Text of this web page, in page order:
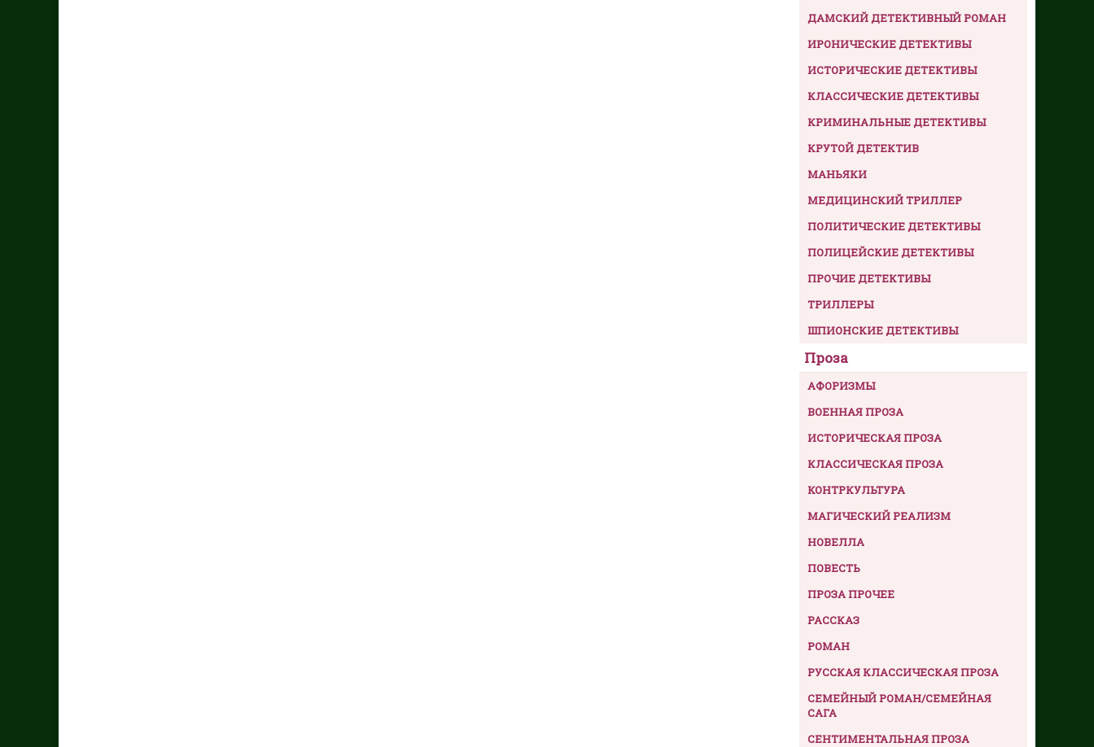
ДАМСКИЙ ДЕТЕКТИВНЫЙ РОМАН
ИРОНИЧЕСКИЕ ДЕТЕКТИВЫ
ИСТОРИЧЕСКИЕ ДЕТЕКТИВЫ
КЛАССИЧЕСКИЕ ДЕТЕКТИВЫ
КРИМИНАЛЬНЫЕ ДЕТЕКТИВЫ
КРУТОЙ ДЕТЕКТИВ
МАНЬЯКИ
МЕДИЦИНСКИЙ ТРИЛЛЕР
ПОЛИТИЧЕСКИЕ ДЕТЕКТИВЫ
ПОЛИЦЕЙСКИЕ ДЕТЕКТИВЫ
ПРОЧИЕ ДЕТЕКТИВЫ
ТРИЛЛЕРЫ
ШПИОНСКИЕ ДЕТЕКТИВЫ
Проза
АФОРИЗМЫ
ВОЕННАЯ ПРОЗА
ИСТОРИЧЕСКАЯ ПРОЗА
КЛАССИЧЕСКАЯ ПРОЗА
КОНТРКУЛЬТУРА
МАГИЧЕСКИЙ РЕАЛИЗМ
НОВЕЛЛА
ПОВЕСТЬ
ПРОЗА ПРОЧЕЕ
РАССКАЗ
РОМАН
РУССКАЯ КЛАССИЧЕСКАЯ ПРОЗА
СЕМЕЙНЫЙ РОМАН/СЕМЕЙНАЯ
САГА
СЕНТИМЕНТАЛЬНАЯ ПРОЗА